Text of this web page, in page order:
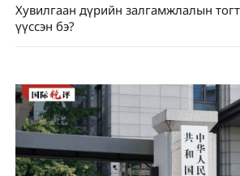
Хувилгаан дүрийн залгамжлалын
үүссэн бэ?